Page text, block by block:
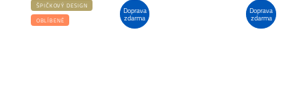
Doprava
zdarma
ŠPIČKOVÝ DESIGN
OBLÍBENÉ
Doprava
zdarma